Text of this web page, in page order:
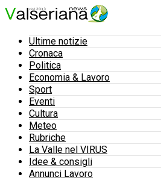
Ultime notizie
Cronaca
Politica
Economia & Lavoro
Sport
Eventi
Cultura
Meteo
Rubriche
La Valle nel VIRUS
Idee & consigli
Annunci Lavoro